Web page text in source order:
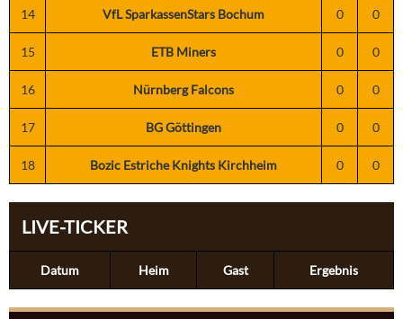
14 VfL SparkassenStars Bochum 0 0
15 ETB Miners 0 0
16 Nürnberg Falcons 0 0
17 BG Göttingen 0 0
18 Bozic Estriche Knights Kirchheim 0 0
LIVE-TICKER
Datum Heim Gast Ergebnis